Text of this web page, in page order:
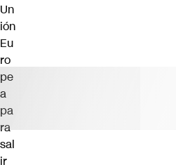
Un
ión
Eu
ro
pe
a
pa
ra
sal
ir